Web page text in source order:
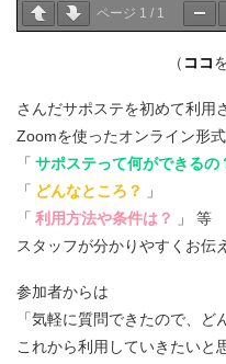
ページ 1 / 1
（ ココ
さんだサポステを初めて利用
Zoomを使ったオンライン形
「 サポステって何ができるの
「 どんなところ？
」
「 利用方法や条件は？
」 等
スタッフが分かりやすくお伝
参加者からは
「気軽に質問できたので、ど
これから利用していきたいと